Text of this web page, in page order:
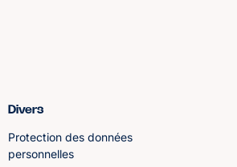
Divers
Protection des données
personnelles